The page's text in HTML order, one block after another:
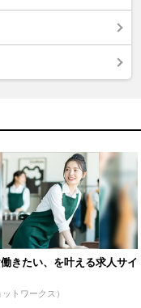
きたい、を叶える求人サイ
トワークス）